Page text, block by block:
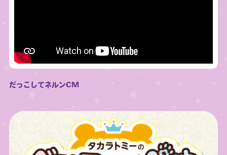
だっこしてネルンCM